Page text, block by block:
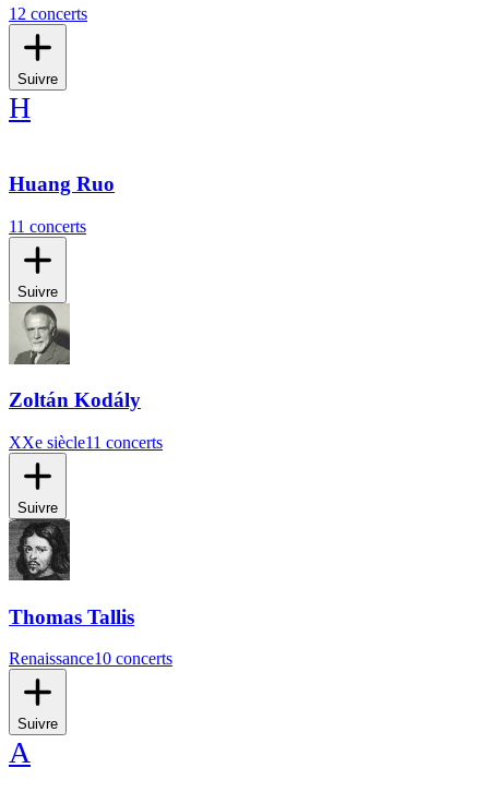
12 concerts
Suivre
H
Huang Ruo
11 concerts
Suivre
Zoltán Kodály
XXe siècle11 concerts
Suivre
Thomas Tallis
Renaissance10 concerts
Suivre
A